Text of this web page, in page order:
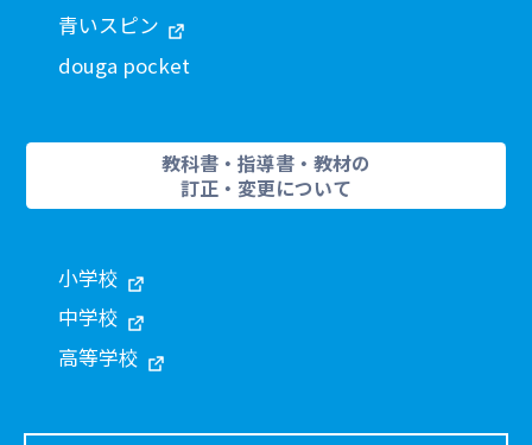
青いスピン
douga pocket
教科書・指導書・教材の
訂正・変更について
小学校
中学校
高等学校